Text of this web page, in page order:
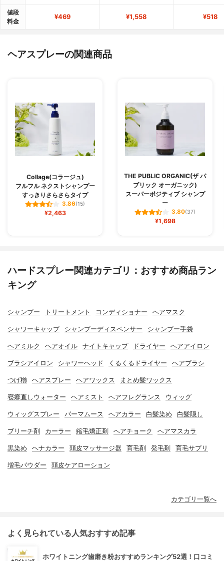
値段
料金
¥469 ¥1,558 ¥518
ヘアスプレーの関連商品
Collage(コラージュ)
フルフル ネクストシャンプー
すっきりさらさらタイプ
3.86(15)
¥2,463
THE PUBLIC ORGANIC(ザ パ
ブリック オーガニック)
スーパーポジティブ シャンプ
ー
3.80(37)
¥1,698
ハードスプレー関連カテゴリ：おすすめ商品ラン
キング
シャンプー トリートメント コンディショナー ヘアマスク
シャワーキャップ シャンプーディスペンサー シャンプー手袋
ヘアミルク ヘアオイル ナイトキャップ ドライヤー ヘアアイロン
ブラシアイロン シャワーヘッド くるくるドライヤー ヘアブラシ
つげ櫛 ヘアスプレー ヘアワックス まとめ髪ワックス
寝癖直しウォーター ヘアミスト ヘアフレグランス ウィッグ
ウィッグスプレー パーマムース ヘアカラー 白髪染め 白髪隠し
ブリーチ剤 カーラー 縮毛矯正剤 ヘアチョーク ヘアマスカラ
黒染め ヘナカラー 頭皮マッサージ器 育毛剤 発毛剤 育毛サプリ
増毛パウダー 頭皮ケアローション
カテゴリ一覧へ
よく見られている人気おすすめ記事
ホワイトニング歯磨き粉おすすめランキング52選！口コミ